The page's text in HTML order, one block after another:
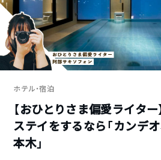
ホテル・宿泊
【おひとりさま偏愛ライタ
ステイをするなら「カンデ
本木」